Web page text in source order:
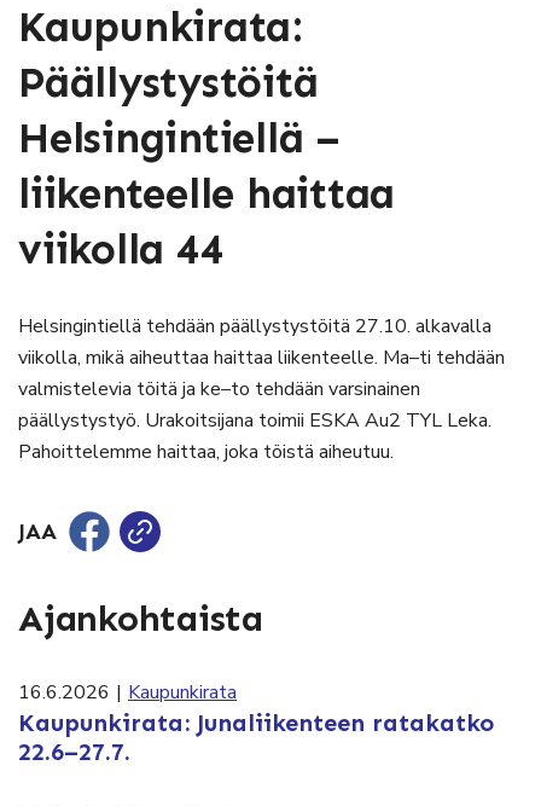
Kaupunkirata:
Päällystystöitä
Helsingintiellä –
liikenteelle haittaa
viikolla 44
Helsingintiellä tehdään päällystystöitä 27.10. alkavalla
viikolla, mikä aiheuttaa haittaa liikenteelle. Ma–ti tehdään
valmistelevia töitä ja ke–to tehdään varsinainen
päällystystyö. Urakoitsijana toimii ESKA Au2 TYL Leka.
Pahoittelemme haittaa, joka töistä aiheutuu.
JAA
Ajankohtaista
16.6.2026 | Kaupunkirata
Kaupunkirata: Junaliikenteen ratakatko
22.6–27.7.